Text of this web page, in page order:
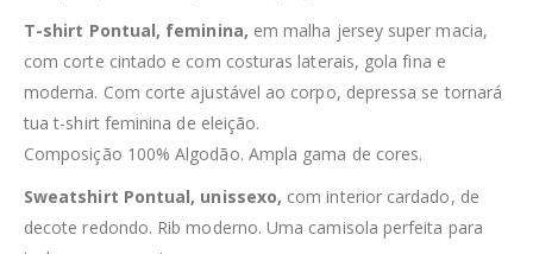
T-shirt Pontual, feminina, em malha jersey super macia,
com corte cintado e com costuras laterais, gola fina e
moderna. Com corte ajustável ao corpo, depressa se tornará
tua t-shirt feminina de eleição.
Composição 100% Algodão. Ampla gama de cores.
Sweatshirt Pontual, unissexo, com interior cardado, de
decote redondo. Rib moderno. Uma camisola perfeita para